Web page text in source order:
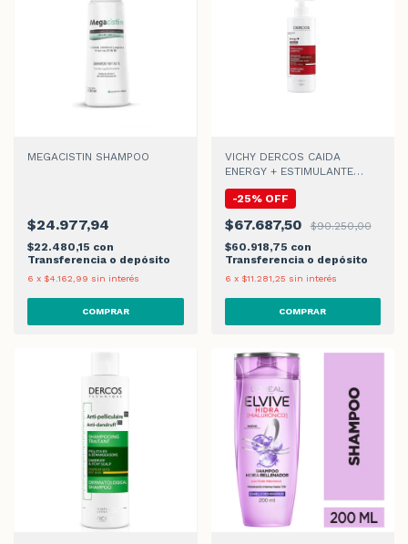
MEGACISTIN SHAMPOO
$24.977,94
$22.480,15 con
Transferencia o depósito
6 x $4.162,99 sin interés
VICHY DERCOS CAIDA
ENERGY + ESTIMULANTE
-25% OFF
$67.687,50
$90.250,00
$60.918,75 con
Transferencia o depósito
6 x $11.281,25 sin interés